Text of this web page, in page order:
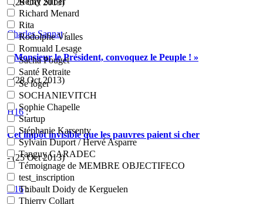
Richard Menard
Rita
Rodolphe Vialles
Romuald Lesage
Sacha Pouget
Santé Retraite
Se loger
SOCHANIEVITCH
Sophie Chapelle
Startup
Stéphanie Karsenty
Sylvain Duport / Hervé Asparre
Tanguy CARADEC
Témoignage de MEMBRE OBJECTIFECO
test_inscription
Thibault Doidy de Kerguelen
Thierry Collart
- (29 Oct 2013)
Charles Sannat:
« Monsieur le Président, convoquez le Peuple ! »
- (28 Oct 2013)
H16:
Cet impôt invisible que les pauvres paient si cher
- (25 Oct 2013)
H16: